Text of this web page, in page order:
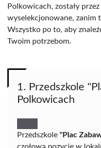
Polkowicach, zostały
wyselekcjonowane, zanim
Wszystko po to, aby
Twoim potrzebom.
1. Przedszkole
Polkowicach
Przedszkole "Plac